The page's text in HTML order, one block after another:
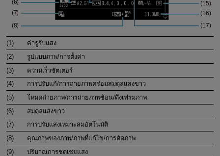
(1)
ค่ารูรับแสง
(2)
รูปแบบภาพ/การตั้งค่า
(3)
ความเร็วชัตเตอร์
(4)
การปรับแก้/การถ่ายภาพคร่อมสมดุลแสงขาว
(5)
โหมดถ่ายภาพ/การถ่ายภาพซ้อน/ดึงเฟรมภาพ
(6)
สมดุลแสงขาว
(7)
การปรับแสงเหมาะสมอัตโนมัติ
(8)
คุณภาพของภาพ/ภาพที่แก้ไข/การตัดภาพ
(9)
ปริมาณการชดเชยแสง